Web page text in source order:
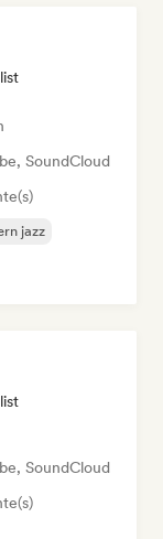
SoundCloud
jazz
SoundCloud